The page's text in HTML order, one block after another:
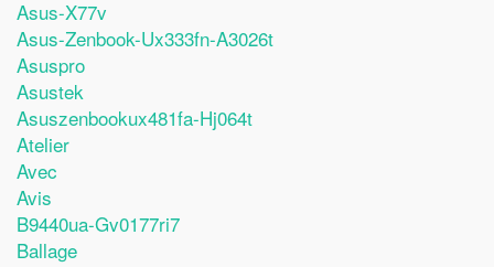
Asus-X77v
Asus-Zenbook-Ux333fn-A3026t
Asuspro
Asustek
Asuszenbookux481fa-Hj064t
Atelier
Avec
Avis
B9440ua-Gv0177ri7
Ballage